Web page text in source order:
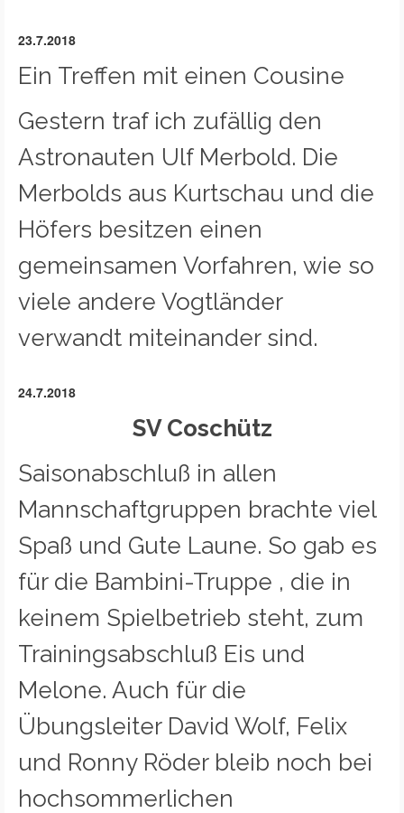
23.7.2018
Ein Treffen mit einen Cousine
Gestern traf ich zufällig den
Astronauten Ulf Merbold. Die
Merbolds aus Kurtschau und die
Höfers besitzen einen
gemeinsamen Vorfahren, wie so
viele andere Vogtländer
verwandt miteinander sind.
24.7.2018
SV Coschütz
Saisonabschluß in allen
Mannschaftgruppen brachte viel
Spaß und Gute Laune. So gab es
für die Bambini-Truppe , die in
keinem Spielbetrieb steht, zum
Trainingsabschluß Eis und
Melone. Auch für die
Übungsleiter David Wolf, Felix
und Ronny Röder bleib noch bei
hochsommerlichen